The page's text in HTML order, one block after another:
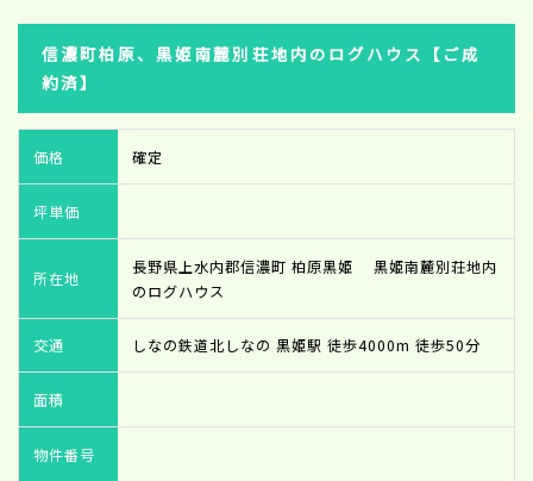
信濃町柏原、黒姫南麓別荘地内のログハウス【ご成
約済】
価格 確定
坪単価
所在地
長野県上水内郡信濃町 柏原黒姫 黒姫南麓別荘地内
のログハウス
交通 しなの鉄道北しなの 黒姫駅 徒歩4000m 徒歩50分
面積
物件番号